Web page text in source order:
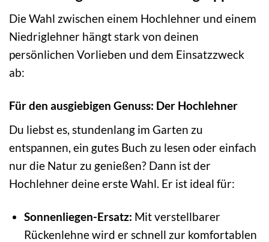
Die Wahl zwischen einem Hochlehner und einem
Niedriglehner hängt stark von deinen
persönlichen Vorlieben und dem Einsatzzweck
ab:
Für den ausgiebigen Genuss: Der Hochlehner
Du liebst es, stundenlang im Garten zu
entspannen, ein gutes Buch zu lesen oder einfach
nur die Natur zu genießen? Dann ist der
Hochlehner deine erste Wahl. Er ist ideal für:
Sonnenliegen-Ersatz: Mit verstellbarer
Rückenlehne wird er schnell zur komfortablen